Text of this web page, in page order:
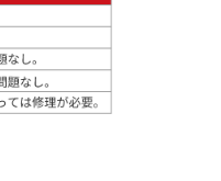
ヴィンテージ